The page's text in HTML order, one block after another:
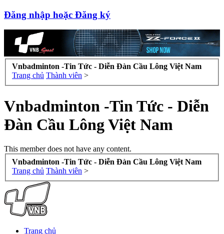
Đăng nhập hoặc Đăng ký
Vnbadminton -Tin Tức - Diễn Đàn Cầu Lông Việt Nam
Trang chủ Thành viên >
Vnbadminton -Tin Tức - Diễn
Đàn Cầu Lông Việt Nam
This member does not have any content.
Vnbadminton -Tin Tức - Diễn Đàn Cầu Lông Việt Nam
Trang chủ Thành viên >
Trang chủ